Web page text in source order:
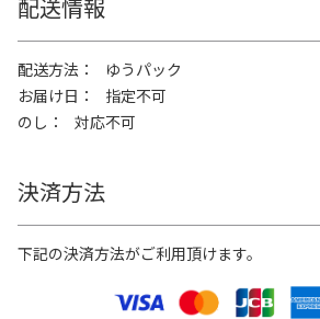
配送情報
配送方法
ゆうパック
お届け日
指定不可
のし
対応不可
決済方法
下記の決済方法がご利用頂けます。